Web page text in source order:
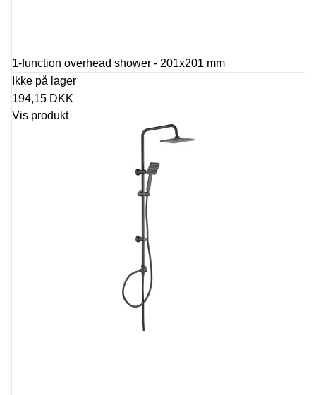
1-function overhead shower - 201x201 mm
Ikke på lager
194,15 DKK
Vis produkt